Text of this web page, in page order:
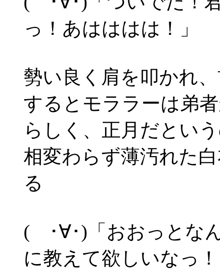
っ！あはははは！」
勢い良く肩を叩かれ
するとモララーは弟
らしく、正月だとい
相変わらず薄汚れた
る
( ･∀･)「おおっとな
に教えて欲しいなっ